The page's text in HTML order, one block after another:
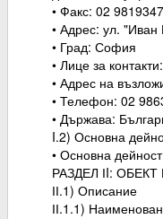
• Факс: 02 9819347
• Адрес: ул.
• Град: София
• Лице за
• Адрес на
• Телефон: 02
• Държава:
I.2) Основна
• Основна
РАЗДЕЛ ІI:
ІІ.1) Описание
ІІ.1.1)